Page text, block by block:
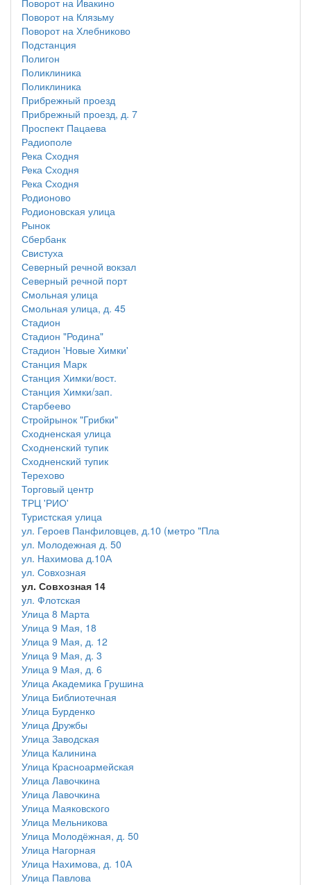
Поворот на Ивакино
Поворот на Клязьму
Поворот на Хлебниково
Подстанция
Полигон
Поликлиника
Поликлиника
Прибрежный проезд
Прибрежный проезд, д. 7
Проспект Пацаева
Радиополе
Река Сходня
Река Сходня
Река Сходня
Родионово
Родионовская улица
Рынок
Сбербанк
Свистуха
Северный речной вокзал
Северный речной порт
Смольная улица
Смольная улица, д. 45
Стадион
Стадион "Родина"
Стадион 'Новые Химки'
Станция Марк
Станция Химки/вост.
Станция Химки/зап.
Старбеево
Стройрынок "Грибки"
Сходненская улица
Сходненский тупик
Сходненский тупик
Терехово
Торговый центр
ТРЦ 'РИО'
Туристская улица
ул. Героев Панфиловцев, д.10 (метро "Пла
ул. Молодежная д. 50
ул. Нахимова д.10А
ул. Совхозная
ул. Совхозная 14
ул. Флотская
Улица 8 Марта
Улица 9 Мая, 18
Улица 9 Мая, д. 12
Улица 9 Мая, д. 3
Улица 9 Мая, д. 6
Улица Академика Грушина
Улица Библиотечная
Улица Бурденко
Улица Дружбы
Улица Заводская
Улица Калинина
Улица Красноармейская
Улица Лавочкина
Улица Лавочкина
Улица Маяковского
Улица Мельникова
Улица Молодёжная, д. 50
Улица Нагорная
Улица Нахимова, д. 10А
Улица Павлова